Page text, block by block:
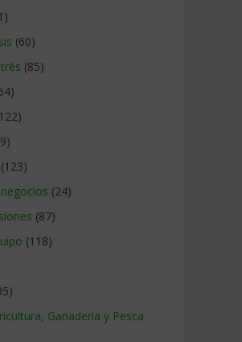
(60)
(85)
(123)
(24)
(87)
(118)
Ganaderia y Pesca